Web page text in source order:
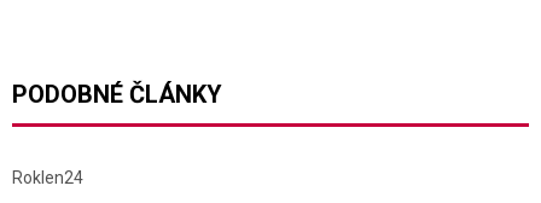
PODOBNÉ ČLÁNKY
Roklen24